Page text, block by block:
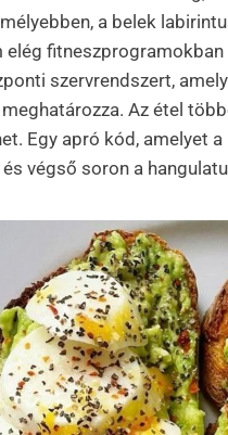
a belek
szervrendszert,
Az étel
Egy apró kód, amelyet
végső soron a